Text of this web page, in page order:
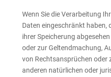
Wenn Sie die Verarbeitung
Daten eingeschränkt haben,
ihrer Speicherung
oder zur Geltendmachung,
von Rechtsansprüchen oder
anderen natürlichen oder